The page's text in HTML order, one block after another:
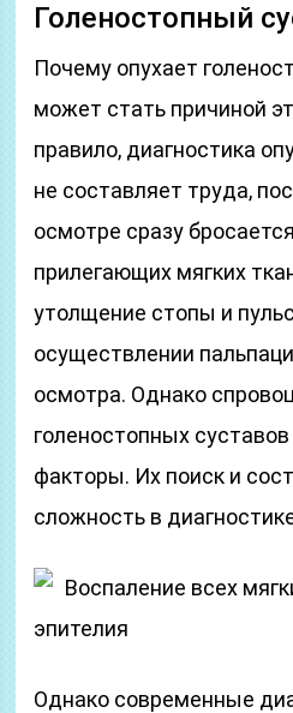
Голеностопный
Почему опухает
может стать причиной
правило, диагностика
не составляет труда,
осмотре сразу
прилегающих мягких
утолщение стопы и
осуществлении
осмотра. Однако
голеностопных
факторы. Их поиск и
сложность в
Воспаление всех
эпителия
Однако современные